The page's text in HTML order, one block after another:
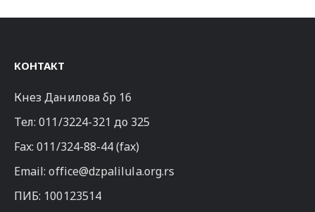
КОНТАКТ
Кнез Данилова бр 16
Тел:011/3224-321 до 325
Fax: 011/324-88-44 (fax)
Email:office@dzpalilula.org.rs
ПИБ: 100123514